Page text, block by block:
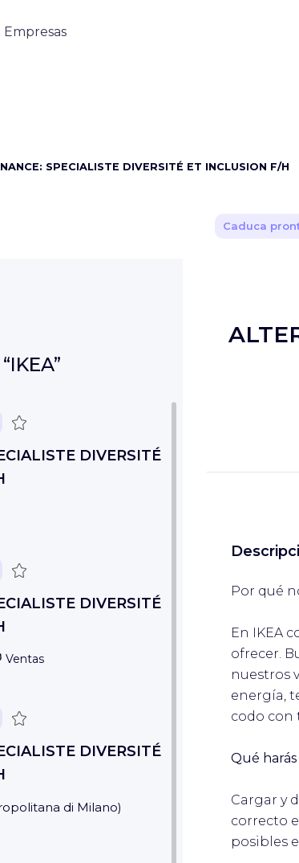
Empresas
SPECIALISTE DIVERSITÉ ET INCLUSION F/H
Guardar
DIVERSITÉ
Guardar
DIVERSITÉ
Ventas
Guardar
DIVERSITÉ
di Milano)
Caduca
Por qué
En IKEA
ofrecer.
nuestros
energía,
codo con
Qué
Cargar y
correcto
posibles